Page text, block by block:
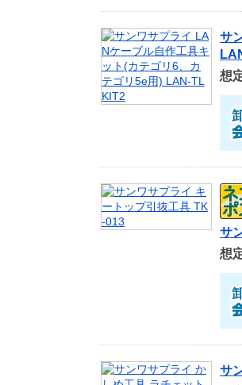
サ
想
サ
想
サ